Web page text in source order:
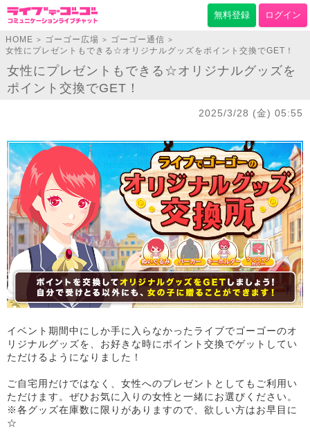
無料登録 ログイン
HOME > ゴーゴー広場 > ゴーゴー通信 >
女性にプレゼントもできる☆オリジナルグッズをポイント交換でGET！
女性にプレゼントもできる☆オリジナルグッズを
ポイント交換でGET！
2025/3/28 (金) 05:55
イベント期間中にしか手に入らなかったライブでゴーゴーのオ
リジナルグッズを、お好きな時にポイント交換でゲットしてい
ただけるようになりました！
ご自宅用だけではなく、女性へのプレゼントとしてもご利用い
ただけます。ぜひお気に入りの女性と一緒にお選びください。
※各グッズ在庫数に限りがありますので、欲しい方はお早目に
☆